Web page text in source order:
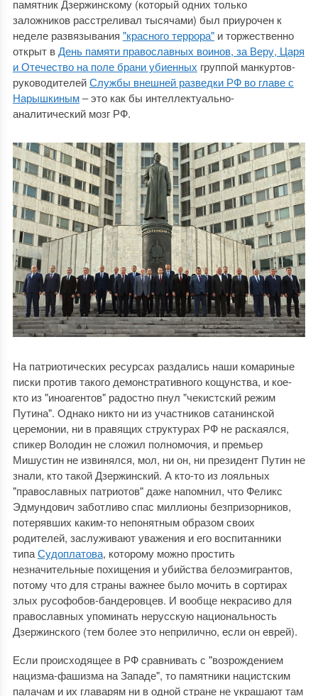
памятник Дзержинскому (который одних только
заложников расстреливал тысячами) был приурочен к
неделе развязывания "красного террора"и торжественно
открыт вДень памяти православных воинов, за Веру, Царя
и Отечество на поле брани убиенных группой манкуртов-
руководителейСлужбы внешней разведки РФ во главе с
Нарышкиным‒ это как бы интеллектуально-
аналитический мозг РФ.
На патриотических ресурсах раздались наши комариные
писки против такого демонстративного кощунства, и кое-
кто из "иноагентов" радостно пнул "чекистский режим
Путина". Однако никто ни из участников сатанинской
церемонии, ни в правящих структурах РФ не раскаялся,
спикер Володин не сложил полномочия, и премьер
Мишустин не извинялся, мол, ни он, ни президент Путин не
знали, кто такой Дзержинский. А кто-то из лояльных
"православных патриотов" даже напомнил, что Феликс
Эдмундович заботливо спас миллионы безпризорников,
потерявших каким-то непонятным образом своих
родителей, заслуживают уважения и его воспитанники
типаСудоплатова, которому можно простить
незначительные похищения и убийства белоэмигрантов,
потому что для страны важнее было мочить в сортирах
злых русофобов-бандеровцев. И вообще некрасиво для
православных упоминать нерусскую национальность
Дзержинского (тем более это неприлично, если он еврей).
Если происходящее в РФ сравнивать с "возрождением
нацизма-фашизма на Западе", то памятники нацистским
палачам и их главарям ни в одной стране не украшают там